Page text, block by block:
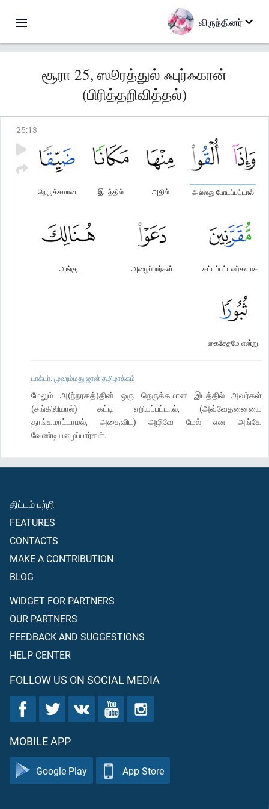
விருந்தினர்
சூரா 25, ஸூரத்துல் ஃபுர்ஃகான்
(பிரித்தறிவித்தல்)
25:13
அல்லது போடப்பட்டால்
அதில்
இடத்தில்
நெருக்கமான
கட்டப்பட்டவர்களாக
அழைப்பார்கள்
அங்கு
கைசேதமே என்று
டாக்டர். முஹம்மது ஜான் தமிழாக்கம்
மேலும் அ(ந்நரகத்)தின் ஒரு நெருக்கமான இடத்தில் அவர்கள்
(சங்கிலியால்) கட்டி எறியப்பட்டால், (அவ்வேதனையை
தாங்கமாட்டாமல், அதைவிட) அழிவே மேல் என அங்கே
வேண்டியழைப்பார்கள்.
திட்டம் பற்றி
FEATURES
CONTACTS
MAKE A CONTRIBUTION
BLOG
WIDGET FOR PARTNERS
OUR PARTNERS
FEEDBACK AND SUGGESTIONS
HELP CENTER
FOLLOW US ON SOCIAL MEDIA
MOBILE APP
Google Play App Store